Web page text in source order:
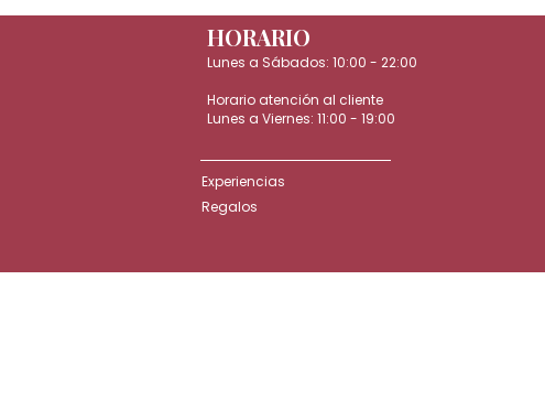
experiencias de bienestar?
HORARIO
Lunes a Sábados: 10:00 - 22:00
Horario atención al cliente
Lunes a Viernes: 11:00 - 19:00
Experiencias
Regalos